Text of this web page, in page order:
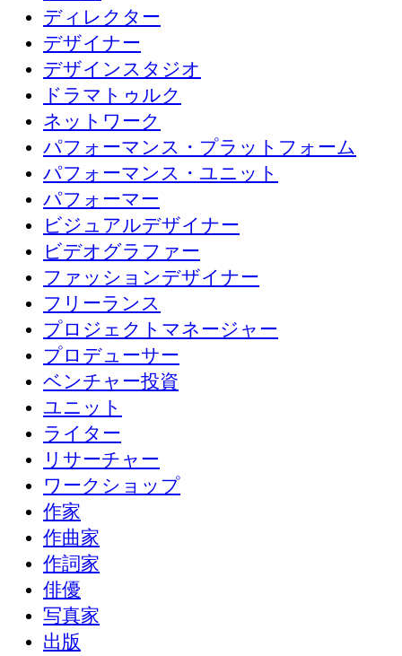
ディレクター
デザイナー
デザインスタジオ
ドラマトゥルク
ネットワーク
パフォーマンス・プラットフォーム
パフォーマンス・ユニット
パフォーマー
ビジュアルデザイナー
ビデオグラファー
ファッションデザイナー
フリーランス
プロジェクトマネージャー
プロデューサー
ベンチャー投資
ユニット
ライター
リサーチャー
ワークショップ
作家
作曲家
作詞家
俳優
写真家
出版